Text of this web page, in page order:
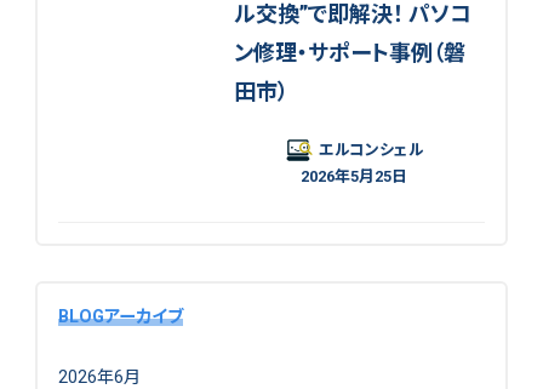
ル交換”で即解決！ パソコ
ン修理・サポート事例（磐
田市）
エルコンシェル
2026年5月25日
BLOGアーカイブ
2026年6月